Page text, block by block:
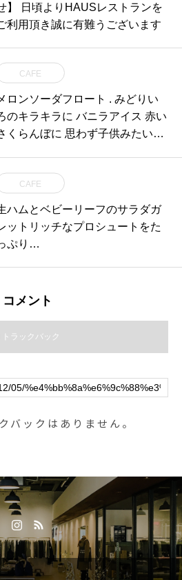
】 日頃よりHAUSレストランを
利用頂き誠に有難うございます
CAFE
ロンソーダフロート . みどりい
のキラキラに バニラアイス 赤い
くらんぼに 思わず子供みたいに
CAFE
ハムとベビーリーフのサラダガ
ット リッチなプロシュートをた
ぷり…
コメント
トラックバック
バックはありません。